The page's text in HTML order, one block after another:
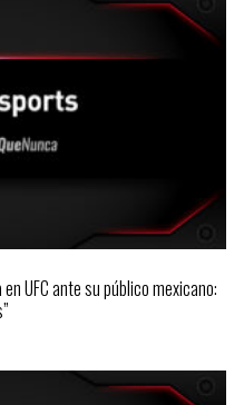
UFC ante su público mexicano: